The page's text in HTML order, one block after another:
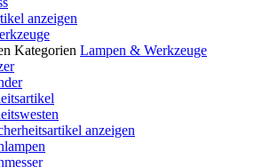
anzeigen
Kategorien Lampen & Werkzeuge
anzeigen